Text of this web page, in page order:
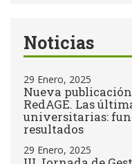
Noticias
29 Enero, 2025
Nueva
RedAGE. Las
universitarias:
resultados
29 Enero, 2025